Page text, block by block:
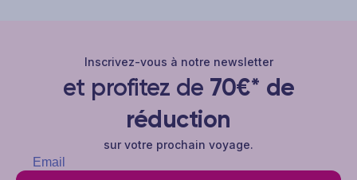
Inscrivez-vous à notre newsletter
et profitez de 70€* de
réduction
sur votre prochain voyage.